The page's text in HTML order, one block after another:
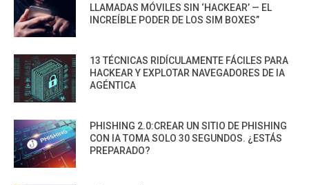
LLAMADAS MÓVILES SIN ‘HACKEAR’ — EL
INCREÍBLE PODER DE LOS SIM BOXES”
13 TÉCNICAS RIDÍCULAMENTE FÁCILES PARA
HACKEAR Y EXPLOTAR NAVEGADORES DE IA
AGÉNTICA
PHISHING 2.0:CREAR UN SITIO DE PHISHING
CON IA TOMA SOLO 30 SEGUNDOS. ¿ESTÁS
PREPARADO?